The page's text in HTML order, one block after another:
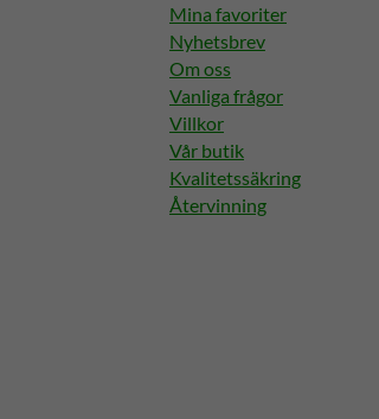
Mina favoriter
Nyhetsbrev
Om oss
Vanliga frågor
Villkor
Vår butik
Kvalitetssäkring
Återvinning